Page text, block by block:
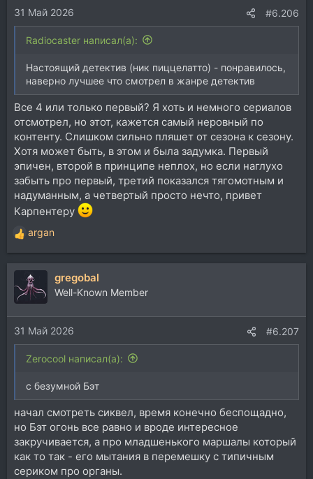
31 Май 2026 #6.206
Radiocaster написал(а):
Настоящий детектив (ник пиццелатто) - понравилось,
наверно лучшее что смотрел в жанре детектив
Все 4 или только первый? Я хоть и немного сериалов
отсмотрел, но этот, кажется самый неровный по
контенту. Слишком сильно пляшет от сезона к сезону.
Хотя может быть, в этом и была задумка. Первый
эпичен, второй в принципе неплох, но если наглухо
забыть про первый, третий показался тягомотным и
надуманным, а четвертый просто нечто, привет
Карпентеру
Р
е
а
ц
и
и
:
argan
gregobal
Well-Known Member
31 Май 2026 #6.207
Zerocool написал(а):
с безумной Бэт
начал смотреть сиквел, время конечно беспощадно,
но Бэт огонь все равно и вроде интересное
закручивается, а про младшенького маршалы который
как то так - его мытания в перемешку с типичным
сериком про органы.